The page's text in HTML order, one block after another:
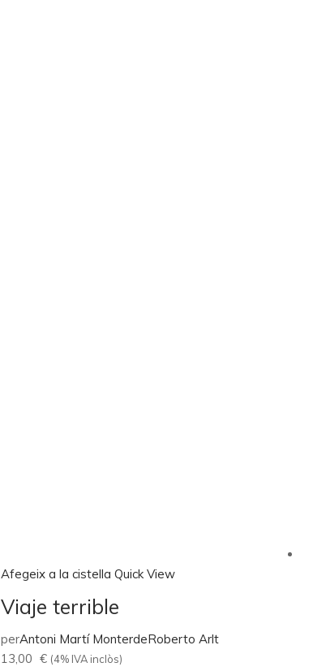
Afegeix a la cistella Quick View
Viaje terrible
perAntoni Martí MonterdeRoberto Arlt
13,00 € (4% IVA inclòs)